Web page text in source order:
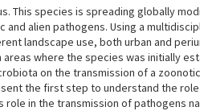
This species is spreading globally
alien pathogens. Using a
landscape use, both urban and
where the species was initially
on the transmission of a
the first step to understand the
in the transmission of pathogens